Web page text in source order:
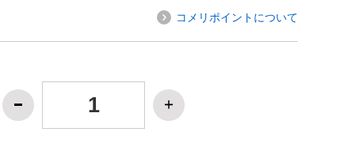
コメリポイントについて